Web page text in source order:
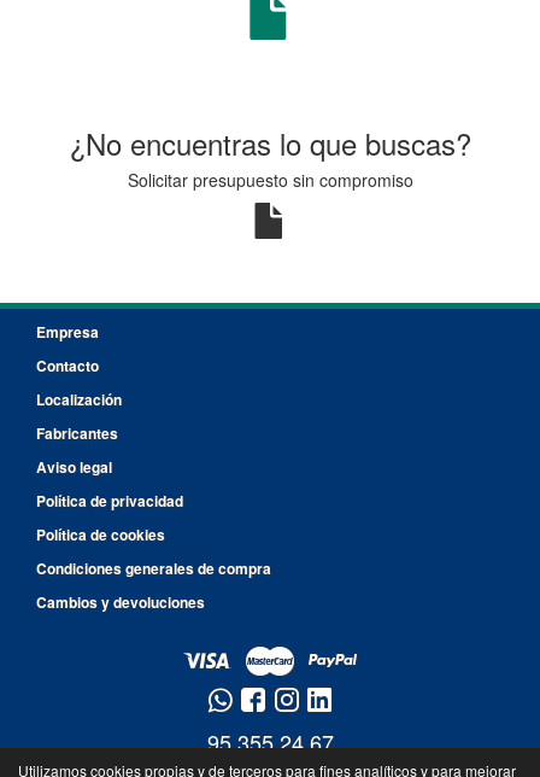
¿No encuentras lo que buscas?
Solicitar presupuesto sin compromiso
Empresa
Contacto
Localización
Fabricantes
Aviso legal
Política de privacidad
Política de cookies
Condiciones generales de compra
Cambios y devoluciones
95 355 24 67
Utilizamos cookies propias y de terceros para fines analíticos y para mejorar